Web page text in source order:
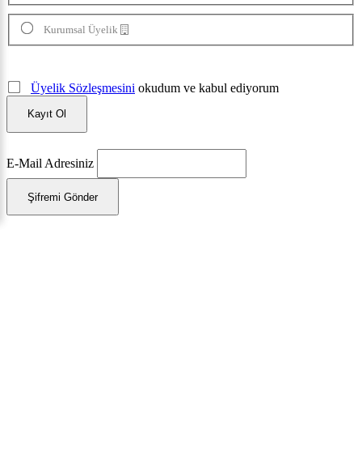
Kurumsal Üyelik
Üyelik Sözleşmesini okudum ve kabul ediyorum
Kayıt Ol
E-Mail Adresiniz
Şifremi Gönder